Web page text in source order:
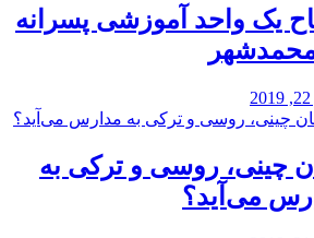
یک واحد آموزشی پسرانه
چینی، روسی و ترکی به
می‌آید؟